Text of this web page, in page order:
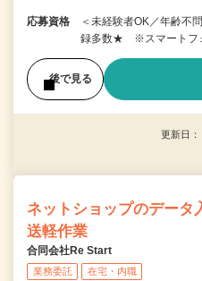
応募資格
＜未経験者OK／年齢
録多数★ ※スマートフ
後で見る
更新日
ネットショップのデータ
送軽作業
合同会社Re Start
業務委託 在宅・内職